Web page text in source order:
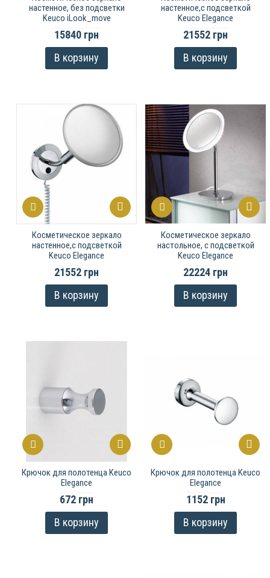
настенное, без подсветки
Keuco iLook_move
15840 грн
В корзину
настенное,с подсветкой
Keuco Elegance
21552 грн
В корзину
Косметическое зеркало
настенное,с подсветкой
Keuco Elegance
21552 грн
В корзину
Косметическое зеркало
настольное, с подсветкой
Keuco Elegance
22224 грн
В корзину
Крючок для полотенца Keuco
Elegance
672 грн
В корзину
Крючок для полотенца Keuco
Elegance
1152 грн
В корзину